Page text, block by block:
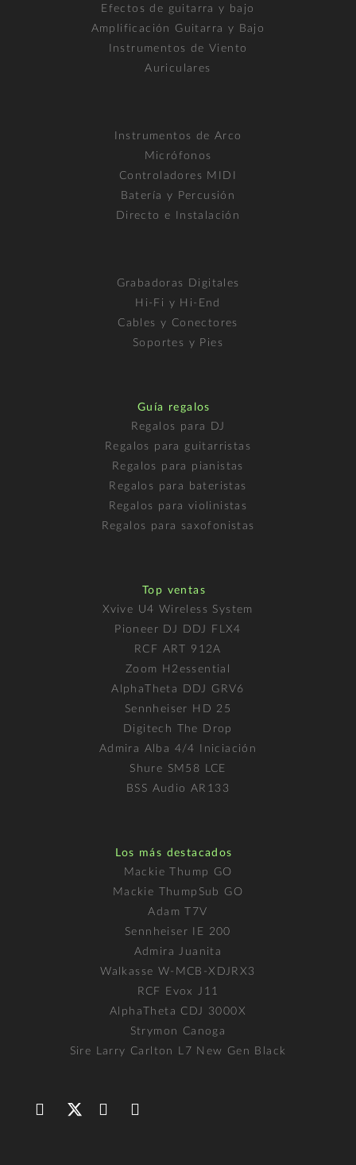
Efectos de guitarra y bajo
Amplificación Guitarra y Bajo
Instrumentos de Viento
Auriculares
Instrumentos de Arco
Micrófonos
Controladores MIDI
Batería y Percusión
Directo e Instalación
Grabadoras Digitales
Hi-Fi y Hi-End
Cables y Conectores
Soportes y Pies
Guía regalos
Regalos para DJ
Regalos para guitarristas
Regalos para pianistas
Regalos para bateristas
Regalos para violinistas
Regalos para saxofonistas
Top ventas
Xvive U4 Wireless System
Pioneer DJ DDJ FLX4
RCF ART 912A
Zoom H2essential
AlphaTheta DDJ GRV6
Sennheiser HD 25
Digitech The Drop
Admira Alba 4/4 Iniciación
Shure SM58 LCE
BSS Audio AR133
Los más destacados
Mackie Thump GO
Mackie ThumpSub GO
Adam T7V
Sennheiser IE 200
Admira Juanita
Walkasse W-MCB-XDJRX3
RCF Evox J11
AlphaTheta CDJ 3000X
Strymon Canoga
Sire Larry Carlton L7 New Gen Black